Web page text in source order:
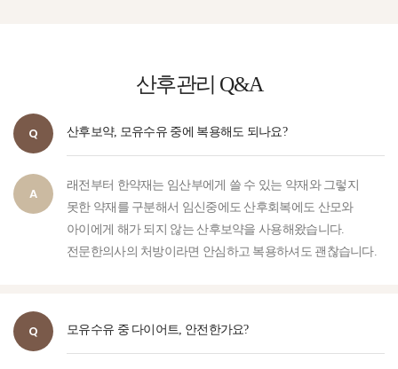
산후관리 Q&A
산후보약, 모유수유 중에 복용해도 되나요?
래전부터 한약재는 임산부에게 쓸 수 있는 약재와 그렇지
못한 약재를 구분해서 임신중에도 산후회복에도 산모와
아이에게 해가 되지 않는 산후보약을 사용해왔습니다.
전문한의사의 처방이라면 안심하고 복용하셔도 괜찮습니다.
모유수유 중 다이어트, 안전한가요?